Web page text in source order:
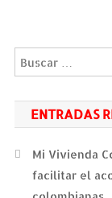
ENTRADAS
Mi Vivienda
facilitar el